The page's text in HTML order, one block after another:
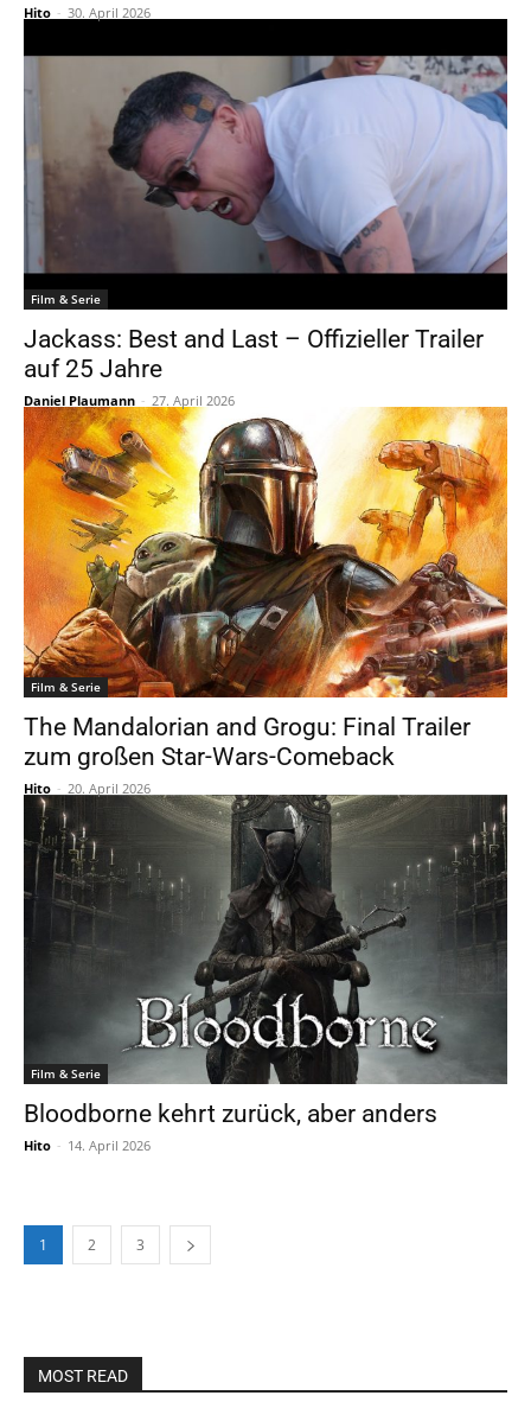
Hito - 30. April 2026
Film & Serie
Jackass: Best and Last – Offizieller Trailer
auf 25 Jahre
Daniel Plaumann - 27. April 2026
Film & Serie
The Mandalorian and Grogu: Final Trailer
zum großen Star-Wars-Comeback
Hito - 20. April 2026
Film & Serie
Bloodborne kehrt zurück, aber anders
Hito - 14. April 2026
1 2 3
MOST READ